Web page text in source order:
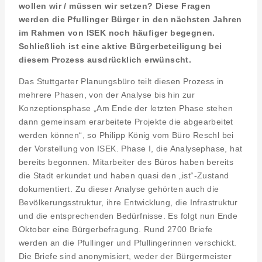
wollen wir / müssen wir setzen? Diese Fragen
werden die Pfullinger Bürger in den nächsten Jahren
im Rahmen von ISEK noch häufiger begegnen.
Schließlich ist eine aktive Bürgerbeteiligung bei
diesem Prozess ausdrücklich erwünscht.
Das Stuttgarter Planungsbüro teilt diesen Prozess in
mehrere Phasen, von der Analyse bis hin zur
Konzeptionsphase „Am Ende der letzten Phase stehen
dann gemeinsam erarbeitete Projekte die abgearbeitet
werden können“, so Philipp König vom Büro Reschl bei
der Vorstellung von ISEK. Phase I, die Analysephase, hat
bereits begonnen. Mitarbeiter des Büros haben bereits
die Stadt erkundet und haben quasi den „ist“-Zustand
dokumentiert. Zu dieser Analyse gehörten auch die
Bevölkerungsstruktur, ihre Entwicklung, die Infrastruktur
und die entsprechenden Bedürfnisse. Es folgt nun Ende
Oktober eine Bürgerbefragung. Rund 2700 Briefe
werden an die Pfullinger und Pfullingerinnen verschickt.
Die Briefe sind anonymisiert, weder der Bürgermeister